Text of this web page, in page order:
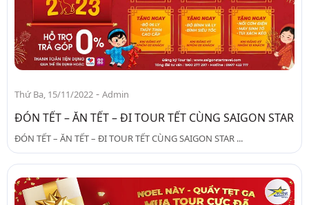
Thứ Ba, 15/11/2022 - Admin
ĐÓN TẾT – ĂN TẾT – ĐI TOUR TẾT CÙNG SAIGON STAR
ĐÓN TẾT – ĂN TẾT – ĐI TOUR TẾT CÙNG SAIGON STAR ...